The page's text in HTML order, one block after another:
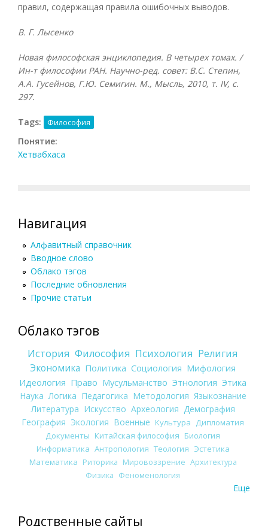
правил, содержащая правила ошибочных выводов.
В. Г. Лысенко
Новая философская энциклопедия. В четырех томах. /
Ин-т философии РАН. Научно-ред. совет: В.С. Степин,
А.А. Гусейнов, Г.Ю. Семигин. М., Мысль, 2010, т. IV, с.
297.
Tags: Философия
Понятие:
Хетвабхаса
Навигация
Алфавитный справочник
Вводное слово
Облако тэгов
Последние обновления
Прочие статьи
Облако тэгов
История Философия Психология Религия
Экономика Политика Социология Мифология
Идеология Право Мусульманство Этнология Этика
Наука Логика Педагогика Методология Языкознание
Литература Искусство Археология Демография
География Экология Военные Культура
Дипломатия
Документы Китайская философия Биология
Информатика Антропология Теология Эстетика
Математика Риторика Мировоззрение Архитектура
Физика Феноменология
Еще
Родственные сайты